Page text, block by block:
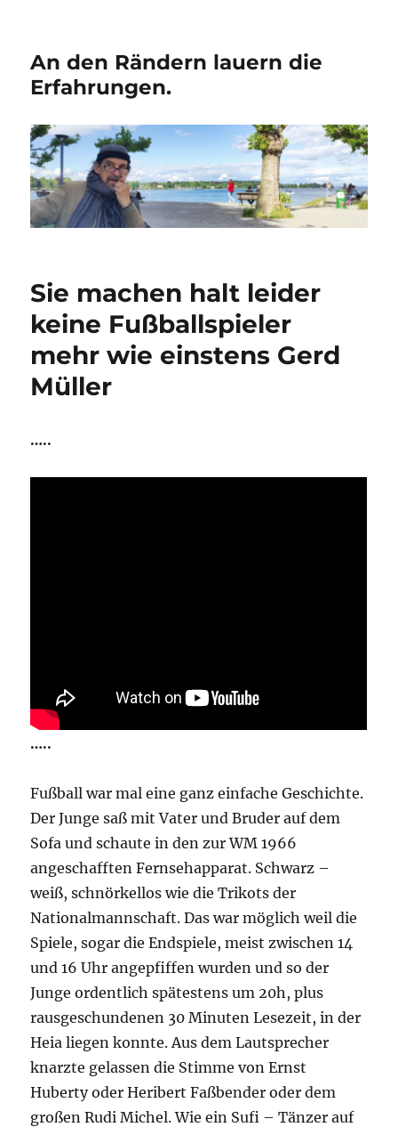
An den Rändern lauern die
Erfahrungen.
Sie machen halt leider
keine Fußballspieler
mehr wie einstens Gerd
Müller
…..
…..
Fußball war mal eine ganz einfache Geschichte.
Der Junge saß mit Vater und Bruder auf dem
Sofa und schaute in den zur WM 1966
angeschafften Fernsehapparat. Schwarz –
weiß, schnörkellos wie die Trikots der
Nationalmannschaft. Das war möglich weil die
Spiele, sogar die Endspiele, meist zwischen 14
und 16 Uhr angepfiffen wurden und so der
Junge ordentlich spätestens um 20h, plus
rausgeschundenen 30 Minuten Lesezeit, in der
Heia liegen konnte. Aus dem Lautsprecher
knarzte gelassen die Stimme von Ernst
Huberty oder Heribert Faßbender oder dem
großen Rudi Michel. Wie ein Sufi – Tänzer auf